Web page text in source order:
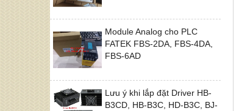
Module Analog cho PLC
FATEK FBS-2DA, FBS-4DA,
FBS-6AD
Lưu ý khi lắp đặt Driver HB-
B3CD, HB-B3C, HD-B3C, BJ-